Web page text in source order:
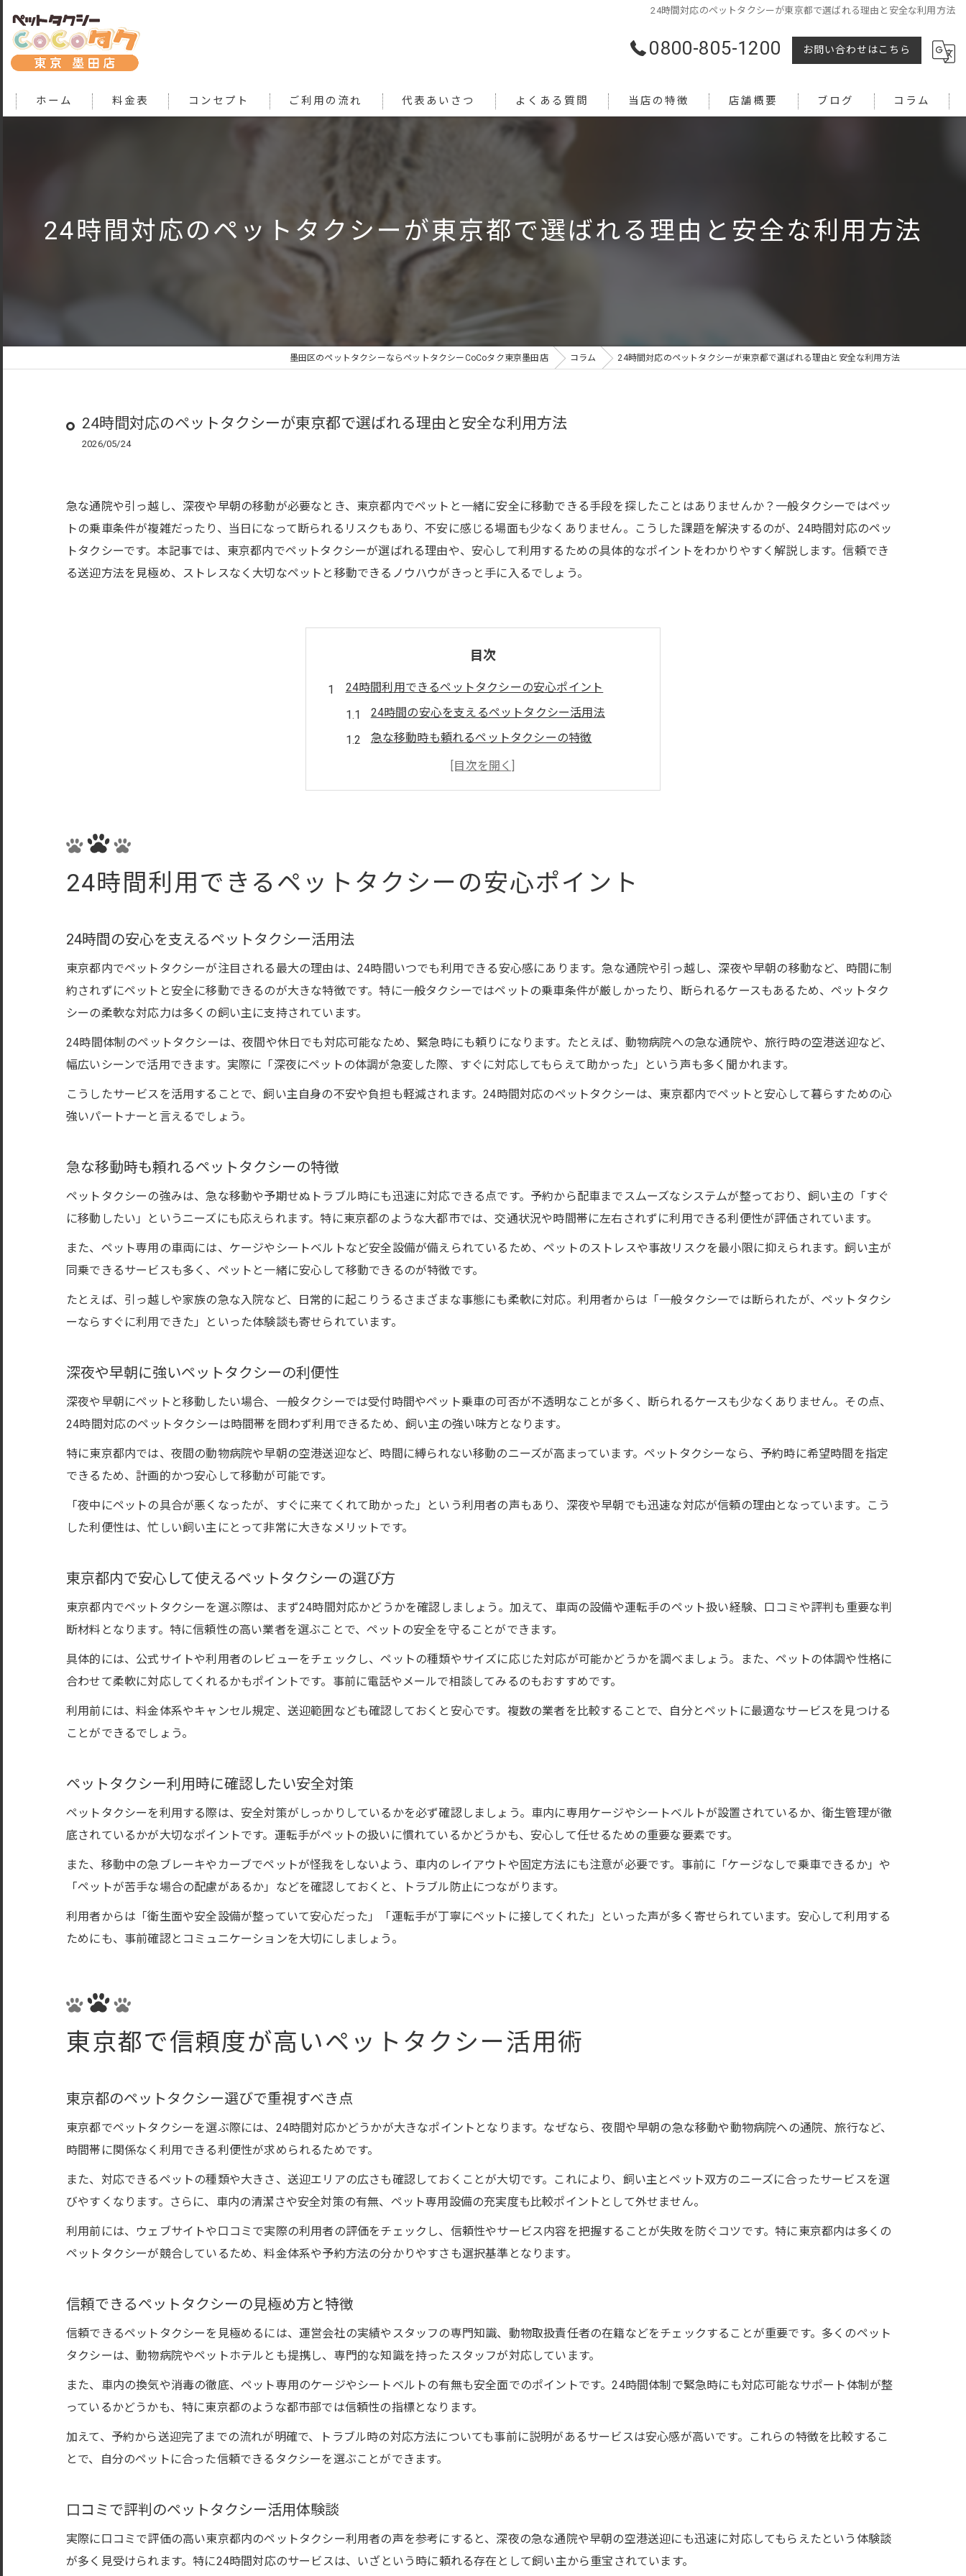
24時間対応のペットタクシーが東京都で選ばれる理由と安全な利用方法
0800-805-1200 お問い合わせはこちら
ホーム 料金表 コンセプト ご利用の流れ 代表あいさつ よくある質問 当店の特徴 店舗概要 ブログ コラム
24時間対応のペットタクシーが東京都で選ばれる理由と安全な利用方法
墨田区のペットタクシーならペットタクシーCoCoタク東京墨田店 コラム 24時間対応のペットタクシーが東京都で選ばれる理由と安全な利用方法
24時間対応のペットタクシーが東京都で選ばれる理由と安全な利用方法
2026/05/24
急な通院や引っ越し、深夜や早朝の移動が必要なとき、東京都内でペットと一緒に安全に移動できる手段を探したことはありませんか？一般タクシーではペッ
トの乗車条件が複雑だったり、当日になって断られるリスクもあり、不安に感じる場面も少なくありません。こうした課題を解決するのが、24時間対応のペッ
トタクシーです。本記事では、東京都内でペットタクシーが選ばれる理由や、安心して利用するための具体的なポイントをわかりやすく解説します。信頼でき
る送迎方法を見極め、ストレスなく大切なペットと移動できるノウハウがきっと手に入るでしょう。
目次
24時間利用できるペットタクシーの安心ポイント
24時間の安心を支えるペットタクシー活用法
急な移動時も頼れるペットタクシーの特徴
深夜や早朝に強いペットタクシーの利便性
東京都内で安心して使えるペットタクシーの選び方
信頼できるペットタクシーの見極め方と特徴
ペットタクシー予約時に必ず聞きたいポイント
急な移動に強いペットタクシーの使い方ガイド
予約不要でも使えるペットタクシーのポイント
ペットタクシーで便利な当日対応の流れを解説
急な引っ越しでも安心なペットタクシー利用法
深夜移動でも安心なペットタクシーの条件
ペットタクシーで夜間の移動ストレスを軽減
夜でも利用できるペットタクシーの手配方法
夜間対応ペットタクシーの信頼できるポイント
ケージなしででも安心なペットタクシー移動法
ケージなしで乗れるペットタクシーの条件
ケージなし移動時の注意点とペットタクシー選び
飼い主の声を反映したペットタクシーの魅力
24時間利用できるペットタクシーの安心ポイント
24時間の安心を支えるペットタクシー活用法
東京都内でペットタクシーが注目される最大の理由は、24時間いつでも利用できる安心感にあります。急な通院や引っ越し、深夜や早朝の移動など、時間に制
約されずにペットと安全に移動できるのが大きな特徴です。特に一般タクシーではペットの乗車条件が厳しかったり、断られるケースもあるため、ペットタク
シーの柔軟な対応力は多くの飼い主に支持されています。
24時間体制のペットタクシーは、夜間や休日でも対応可能なため、緊急時にも頼りになります。たとえば、動物病院への急な通院や、旅行時の空港送迎など、
幅広いシーンで活用できます。実際に「深夜にペットの体調が急変した際、すぐに対応してもらえて助かった」という声も多く聞かれます。
こうしたサービスを活用することで、飼い主自身の不安や負担も軽減されます。24時間対応のペットタクシーは、東京都内でペットと安心して暮らすための心
強いパートナーと言えるでしょう。
急な移動時も頼れるペットタクシーの特徴
ペットタクシーの強みは、急な移動や予期せぬトラブル時にも迅速に対応できる点です。予約から配車までスムーズなシステムが整っており、飼い主の「すぐ
に移動したい」というニーズにも応えられます。特に東京都のような大都市では、交通状況や時間帯に左右されずに利用できる利便性が評価されています。
また、ペット専用の車両には、ケージやシートベルトなど安全設備が備えられているため、ペットのストレスや事故リスクを最小限に抑えられます。飼い主が
同乗できるサービスも多く、ペットと一緒に安心して移動できるのが特徴です。
たとえば、引っ越しや家族の急な入院など、日常的に起こりうるさまざまな事態にも柔軟に対応。利用者からは「一般タクシーでは断られたが、ペットタクシ
ーならすぐに利用できた」といった体験談も寄せられています。
深夜や早朝に強いペットタクシーの利便性
深夜や早朝にペットと移動したい場合、一般タクシーでは受付時間やペット乗車の可否が不透明なことが多く、断られるケースも少なくありません。その点、
24時間対応のペットタクシーは時間帯を問わず利用できるため、飼い主の強い味方となります。
特に東京都内では、夜間の動物病院や早朝の空港送迎など、時間に縛られない移動のニーズが高まっています。ペットタクシーなら、予約時に希望時間を指定
できるため、計画的かつ安心して移動が可能です。
「夜中にペットの具合が悪くなったが、すぐに来てくれて助かった」という利用者の声もあり、深夜や早朝でも迅速な対応が信頼の理由となっています。こう
した利便性は、忙しい飼い主にとって非常に大きなメリットです。
東京都内で安心して使えるペットタクシーの選び方
東京都内でペットタクシーを選ぶ際は、まず24時間対応かどうかを確認しましょう。加えて、車両の設備や運転手のペット扱い経験、口コミや評判も重要な判
断材料となります。特に信頼性の高い業者を選ぶことで、ペットの安全を守ることができます。
具体的には、公式サイトや利用者のレビューをチェックし、ペットの種類やサイズに応じた対応が可能かどうかを調べましょう。また、ペットの体調や性格に
合わせて柔軟に対応してくれるかもポイントです。事前に電話やメールで相談してみるのもおすすめです。
利用前には、料金体系やキャンセル規定、送迎範囲なども確認しておくと安心です。複数の業者を比較することで、自分とペットに最適なサービスを見つける
ことができるでしょう。
ペットタクシー利用時に確認したい安全対策
ペットタクシーを利用する際は、安全対策がしっかりしているかを必ず確認しましょう。車内に専用ケージやシートベルトが設置されているか、衛生管理が徹
底されているかが大切なポイントです。運転手がペットの扱いに慣れているかどうかも、安心して任せるための重要な要素です。
また、移動中の急ブレーキやカーブでペットが怪我をしないよう、車内のレイアウトや固定方法にも注意が必要です。事前に「ケージなしで乗車できるか」や
「ペットが苦手な場合の配慮があるか」などを確認しておくと、トラブル防止につながります。
利用者からは「衛生面や安全設備が整っていて安心だった」「運転手が丁寧にペットに接してくれた」といった声が多く寄せられています。安心して利用する
ためにも、事前確認とコミュニケーションを大切にしましょう。
東京都で信頼度が高いペットタクシー活用術
東京都のペットタクシー選びで重視すべき点
東京都でペットタクシーを選ぶ際には、24時間対応かどうかが大きなポイントとなります。なぜなら、夜間や早朝の急な移動や動物病院への通院、旅行など、
時間帯に関係なく利用できる利便性が求められるためです。
また、対応できるペットの種類や大きさ、送迎エリアの広さも確認しておくことが大切です。これにより、飼い主とペット双方のニーズに合ったサービスを選
びやすくなります。さらに、車内の清潔さや安全対策の有無、ペット専用設備の充実度も比較ポイントとして外せません。
利用前には、ウェブサイトや口コミで実際の利用者の評価をチェックし、信頼性やサービス内容を把握することが失敗を防ぐコツです。特に東京都内は多くの
ペットタクシーが競合しているため、料金体系や予約方法の分かりやすさも選択基準となります。
信頼できるペットタクシーの見極め方と特徴
信頼できるペットタクシーを見極めるには、運営会社の実績やスタッフの専門知識、動物取扱責任者の在籍などをチェックすることが重要です。多くのペット
タクシーは、動物病院やペットホテルとも提携し、専門的な知識を持ったスタッフが対応しています。
また、車内の換気や消毒の徹底、ペット専用のケージやシートベルトの有無も安全面でのポイントです。24時間体制で緊急時にも対応可能なサポート体制が整
っているかどうかも、特に東京都のような都市部では信頼性の指標となります。
加えて、予約から送迎完了までの流れが明確で、トラブル時の対応方法についても事前に説明があるサービスは安心感が高いです。これらの特徴を比較するこ
とで、自分のペットに合った信頼できるタクシーを選ぶことができます。
口コミで評判のペットタクシー活用体験談
実際に口コミで評価の高い東京都内のペットタクシー利用者の声を参考にすると、深夜の急な通院や早朝の空港送迎にも迅速に対応してもらえたという体験談
が多く見受けられます。特に24時間対応のサービスは、いざという時に頼れる存在として飼い主から重宝されています。